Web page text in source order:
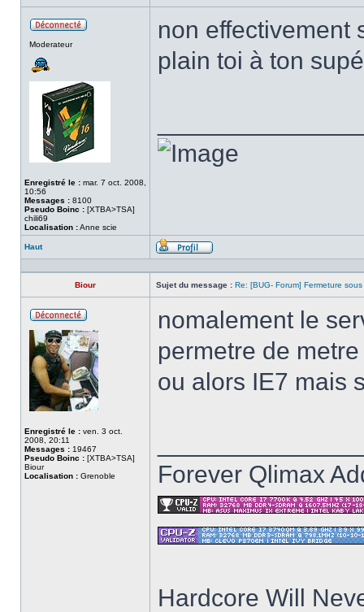
Moderateur
Enregistré le : mar. 7 oct. 2008,
10:56
Messages : 8100
Pseudo Boinc : [XTBA>TSA]
chili69
Localisation :Anne scie
non effectivement
plain toi à ton
Haut
Profil
Biour Sujet du message : Re: [BUG- Forum] Fermeture
ligne
Enregistré le : ven. 3 oct.
2008, 20:11
Messages : 19467
Pseudo Boinc : [XTBA>TSA]
Biour
Localisation : Grenoble
nomalement le
permetre de
ou alors IE7 mais
Forever Qlimax
Hardcore Will